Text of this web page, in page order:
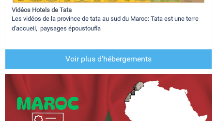
Vidéos Hotels de Tata
Les vidéos de la province de tata au sud du Maroc: Tata est une terre
d'accueil, paysages époustoufla
Voir plus d'hébergements